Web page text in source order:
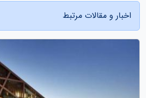
اخبار و مقالات مرتبط